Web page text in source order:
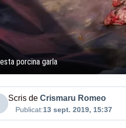
porcina garla
Scris de Crismaru Romeo
Publicat:13 sept. 2019, 15:37